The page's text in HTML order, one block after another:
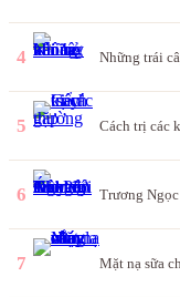
4 Những trái
5 Cách trị các
6 Trương
7 Mặt nạ sữa